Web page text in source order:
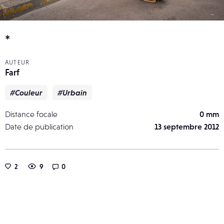
*
AUTEUR
Farf
#Couleur #Urbain
Distance focale
0 mm
Date de publication
13 septembre 2012
2 9 0